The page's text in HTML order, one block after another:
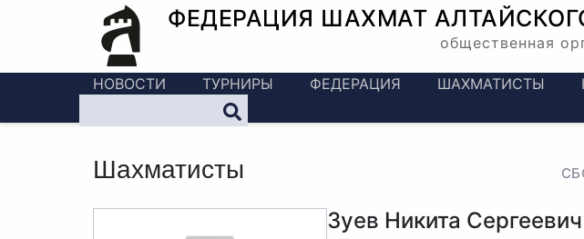
ФЕДЕРАЦИЯ ШАХМАТ
общественная
НОВОСТИ ТУРНИРЫ ФЕДЕРАЦИЯ ШАХМАТИСТЫ
Шахматисты
Зуев Никита Сергеевич